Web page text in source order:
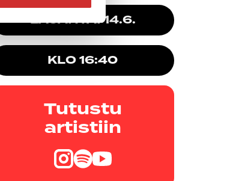
LAUANTAI 14.6.
KLO 16:40
Tutustu
artistiin